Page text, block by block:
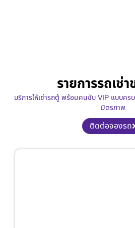
รายการรถเช่า
บริการให้เช่ารถตู้ พร้อมคนขับ VIP แบบคร
มิตรภาพ
ติดต่อจองรถ